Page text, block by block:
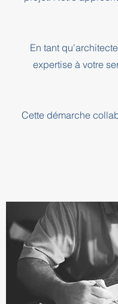
En tant
expertise à votre
Cette démarche